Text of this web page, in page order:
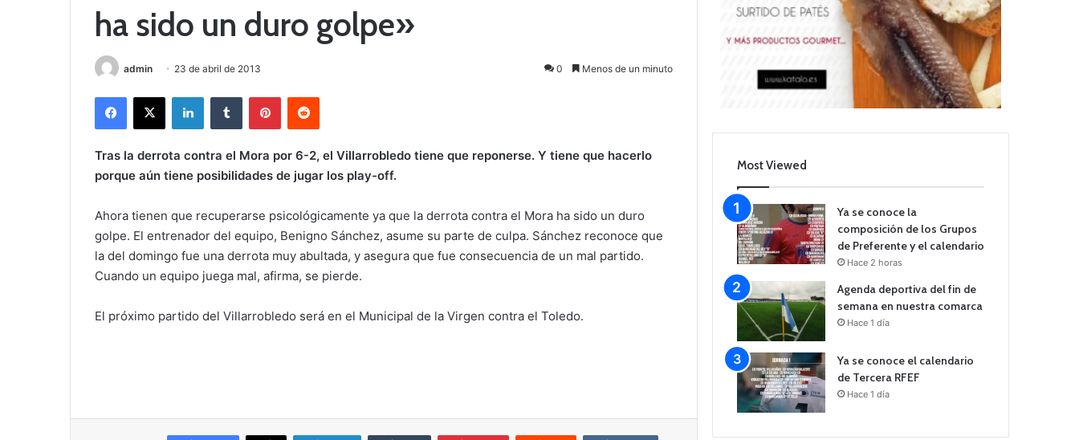
ha sido un duro golpe»
admin 23 de abril de 2013 0 Menos de un minuto
Tras la derrota contra el Mora por 6-2, el Villarrobledo tiene que reponerse. Y tiene que hacerlo
porque aún tiene posibilidades de jugar los play-off.
Ahora tienen que recuperarse psicológicamente ya que la derrota contra el Mora ha sido un duro
golpe. El entrenador del equipo, Benigno Sánchez, asume su parte de culpa. Sánchez reconoce que
la del domingo fue una derrota muy abultada, y asegura que fue consecuencia de un mal partido.
Cuando un equipo juega mal, afirma, se pierde.
El próximo partido del Villarrobledo será en el Municipal de la Virgen contra el Toledo.
Most Viewed
Ya se conoce la
composición de los Grupos
de Preferente y el calendario
Hace 2 horas
Agenda deportiva del fin de
semana en nuestra comarca
Hace 1 día
Ya se conoce el calendario
de Tercera RFEF
Hace 1 día